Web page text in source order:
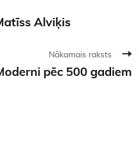
Alviķis
Nākamais raksts
pēc 500 gadiem